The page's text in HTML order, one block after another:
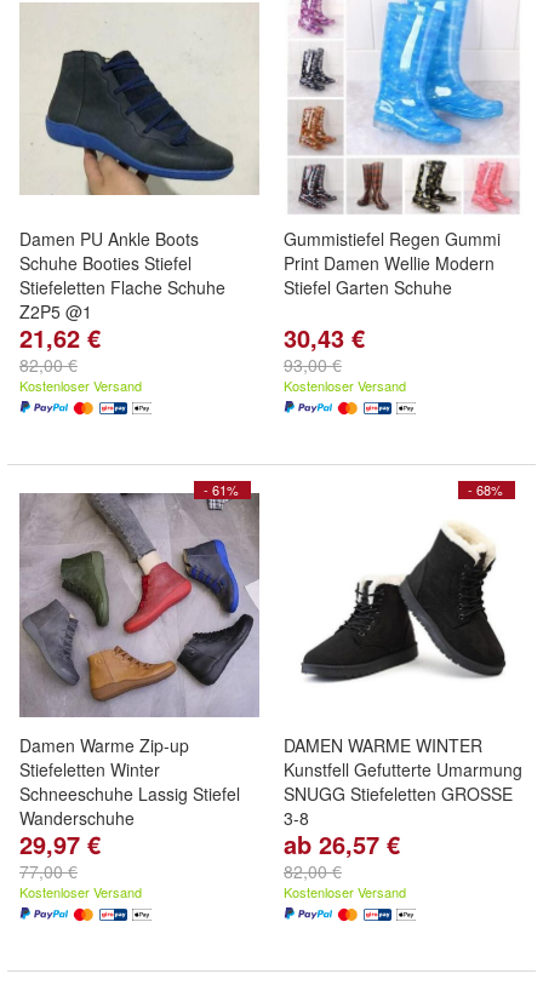
Damen PU Ankle Boots
Schuhe Booties Stiefel
Stiefeletten Flache Schuhe
Z2P5 @1
21,62 €
82,00 €
Kostenloser Versand
Gummistiefel Regen Gummi
Print Damen Wellie Modern
Stiefel Garten Schuhe
30,43 €
93,00 €
Kostenloser Versand
- 61%
Damen Warme Zip-up
Stiefeletten Winter
Schneeschuhe Lassig Stiefel
Wanderschuhe
29,97 €
77,00 €
Kostenloser Versand
- 68%
DAMEN WARME WINTER
Kunstfell Gefutterte Umarmung
SNUGG Stiefeletten GROSSE
3-8
ab 26,57 €
82,00 €
Kostenloser Versand